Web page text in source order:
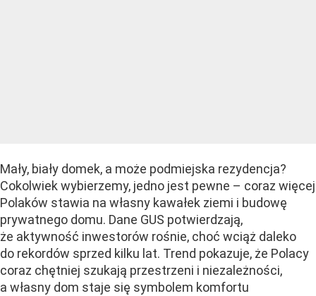
Mały, biały domek, a może podmiejska rezydencja?
Cokolwiek wybierzemy, jedno jest pewne – coraz więcej
Polaków stawia na własny kawałek ziemi i budowę
prywatnego domu. Dane GUS potwierdzają,
że aktywność inwestorów rośnie, choć wciąż daleko
do rekordów sprzed kilku lat. Trend pokazuje, że Polacy
coraz chętniej szukają przestrzeni i niezależności,
a własny dom staje się symbolem komfortu